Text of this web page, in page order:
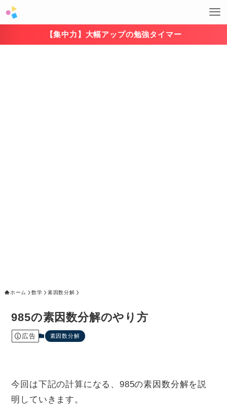
【集中力】大幅アップの勉強タイマー
ホーム 数学 素因数分解
985の素因数分解のやり方
広告 素因数分解
今回は下記の計算になる、985の素因数分解を説
明していきます。